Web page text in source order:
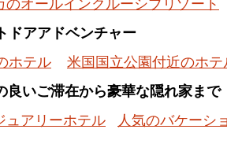
のオールインクルーシブリゾート
ドアアドベンチャー
ホテル
米国国立公園付近のホテ
いご滞在から豪華な隠れ家まで
ュアリーホテル 人気のバケーシ